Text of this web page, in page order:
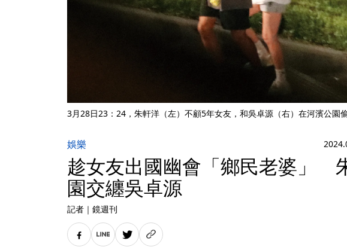
3月28日23：24，朱軒洋（左）不顧5年女友，和吳卓源（右）在河濱公園偷
娛樂
趁女友出國幽會「鄉民老婆」
園交纏吳卓源
記者 ｜ 鏡週刊